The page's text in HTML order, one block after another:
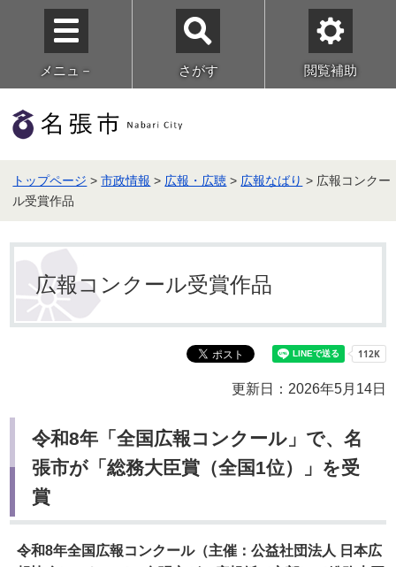
メニュ－ さがす 閲覧補助
トップページ >市政情報 > 広報・広聴 > 広報なばり > 広報コンクー
ル受賞作品
広報コンクール受賞作品
更新日：2026年5月14日
令和8年「全国広報コンクール」で、名
張市が「総務大臣賞（全国1位）」を受
賞
令和8年全国広報コンクール（主催：公益社団法人 日本広